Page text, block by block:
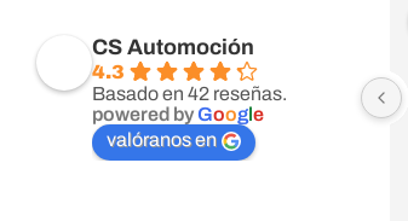
CS Automoción
4.3
Basado en 42 reseñas.
powered byGoogle
valóranos en